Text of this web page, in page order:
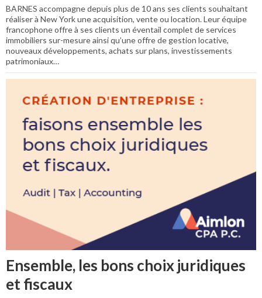
BARNES accompagne depuis plus de 10 ans ses clients souhaitant
réaliser à New York une acquisition, vente ou location. Leur équipe
francophone offre à ses clients un éventail complet de services
immobiliers sur-mesure ainsi qu’une offre de gestion locative,
nouveaux développements, achats sur plans, investissements
patrimoniaux…
Ensemble, les bons choix juridiques
et fiscaux